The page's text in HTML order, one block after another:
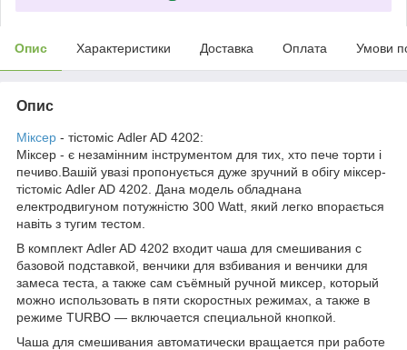
Опис Характеристики Доставка Оплата Умови
Опис
Міксер - тістоміс Adler AD 4202:
Міксер - є незамінним інструментом для тих, хто пече торти і
печиво.Вашій увазі пропонується дуже зручний в обігу міксер-
тістоміс Adler AD 4202. Дана модель обладнана
електродвигуном потужністю 300 Watt, який легко впорається
навіть з тугим тестом.
В комплект Adler AD 4202 входит чаша для смешивания с
базовой подставкой, венчики для взбивания и венчики для
замеса теста, а также сам съёмный ручной миксер, который
можно использовать в пяти скоростных режимах, а также в
режиме TURBO ― включается специальной кнопкой.
Чаша для смешивания автоматически вращается при работе